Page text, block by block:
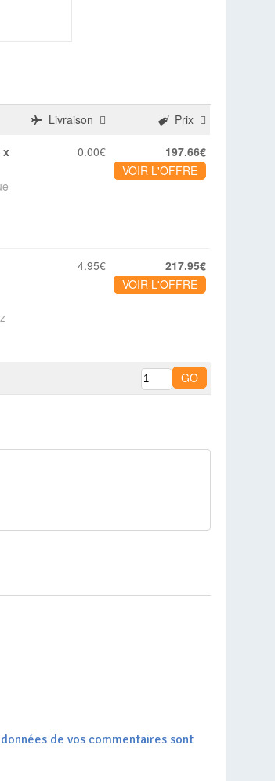
Livraison Prix
0.00€
197.66€
VOIR L'OFFRE
4.95€
217.95€
VOIR L'OFFRE
de vos commentaires sont